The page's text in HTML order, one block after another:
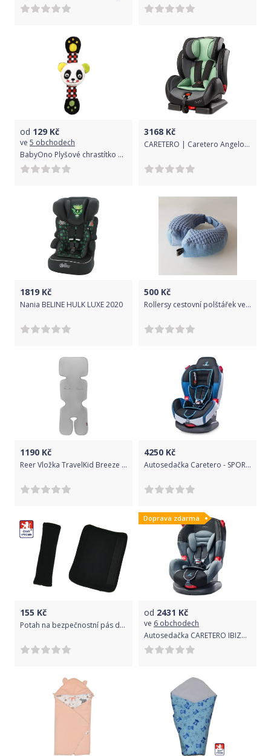
od 129 Kč
ve 5 obchodech
BabyOno Plyšové chrastítko na ruku Panda Archie, 16 cm
3168 Kč
CARETERO | Caretero Angelo | Autosedačka CARETERO Angelo 2019 mint | Zelená |
1819 Kč
Nania BELINE HULK LUXE 2020
500 Kč
Rollersy cestovní polštářek velikost S Denim
1190 Kč
Reer Vložka TravelKid Breeze regulující teplo
4250 Kč
Autosedačka Caretero - SPORT TURBO navy - 9-25kg
155 Kč
Potah na bezpečnostní pás do auta Dětský svět černý
Doprava zdarma
od 2431 Kč
ve 6 obchodech
Autosedačka CARETERO IBIZA Graphite